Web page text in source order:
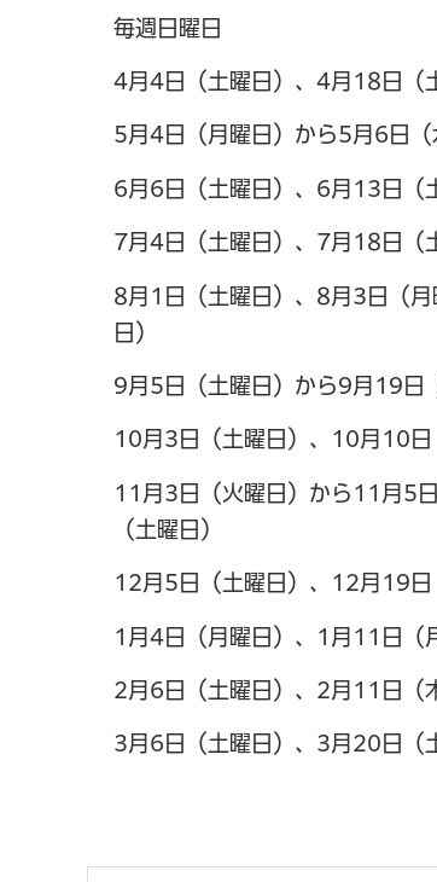
毎週日曜日
4月4日（土曜日）、4月18日（
5月4日（月曜日）から5月6日
6月6日（土曜日）、6月13日（
7月4日（土曜日）、7月18日（
8月1日（土曜日）、8月3日（
日）
9月5日（土曜日）から9月19日
10月3日（土曜日）、10月10日
11月3日（火曜日）から11月5
（土曜日）
12月5日（土曜日）、12月19
1月4日（月曜日）、1月11日（
2月6日（土曜日）、2月11日（
3月6日（土曜日）、3月20日（